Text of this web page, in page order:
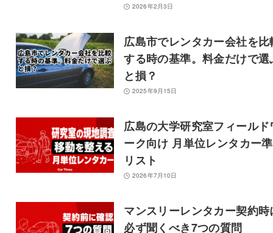
2026年2月3日
広島市でレンタカー会社を比
する時の基準。料金だけで選
と損？
2025年9月15日
広島の大学研究室フィールド
ーク向け 月単位レンタカー
リスト
2026年7月10日
マンスリーレンタカー契約時
必ず聞くべき7つの質問